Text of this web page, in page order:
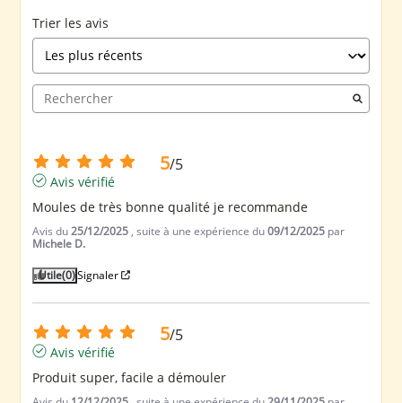
Trier les avis
5/5
Avis vérifié
Moules de très bonne qualité je recommande
Avis du25/12/2025 , suite à une expérience du09/12/2025 par
Michele D.
Utile(0)Signaler
5/5
Avis vérifié
Produit super, facile a démouler